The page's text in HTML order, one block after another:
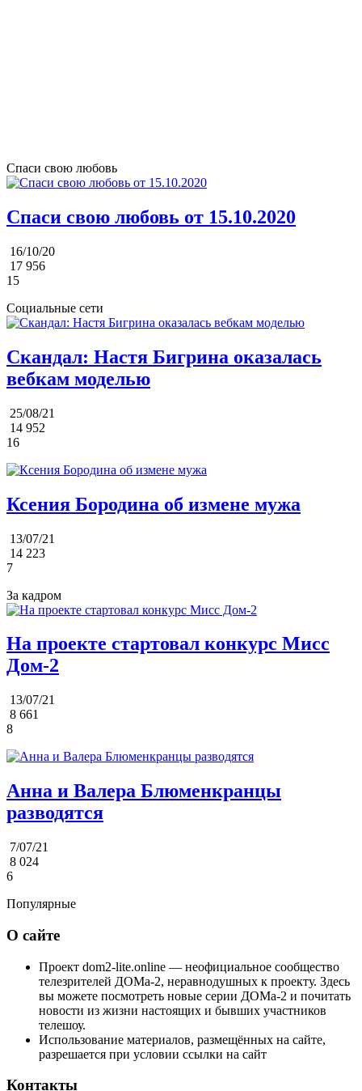
Спаси свою любовь
Спаси свою любовь от 15.10.2020
16/10/20
17 956
15
Социальные сети
Скандал: Настя Бигрина оказалась
вебкам моделью
25/08/21
14 952
16
Ксения Бородина об измене мужа
13/07/21
14 223
7
За кадром
На проекте стартовал конкурс Мисс
Дом-2
13/07/21
8 661
8
Анна и Валера Блюменкранцы
разводятся
7/07/21
8 024
6
Популярные
О сайте
Проект dom2-lite.online — неофициальное сообщество
телезрителей ДОМа-2, неравнодушных к проекту. Здесь
вы можете посмотреть новые серии ДОМа-2 и почитать
новости из жизни настоящих и бывших участников
телешоу.
Использование материалов, размещённых на сайте,
разрешается при условии ссылки на сайт
Контакты